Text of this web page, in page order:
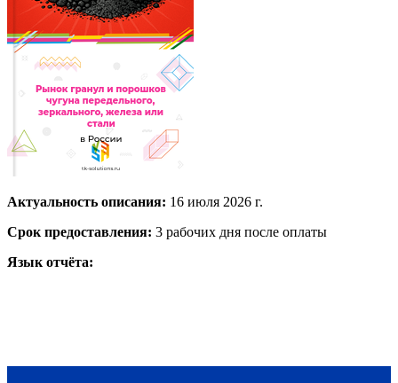
Актуальность описания: 16 июля 2026 г.
Срок предоставления: 3 рабочих дня после оплаты
Язык отчёта: